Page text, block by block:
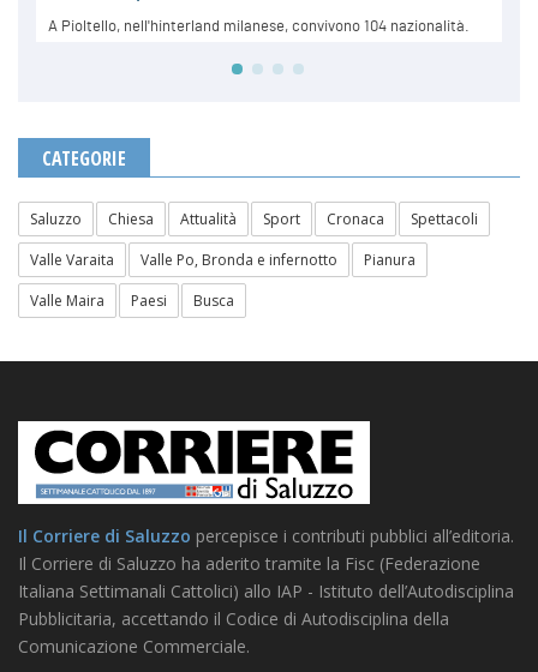
CATEGORIE
Saluzzo Chiesa Attualità Sport Cronaca
Spettacoli
Valle Varaita
Valle Po, Bronda e infernotto
Pianura
Valle Maira
Paesi Busca
Il Corriere di Saluzzo percepisce i contributi pubblici all’editoria.
Il Corriere di Saluzzo ha aderito tramite la Fisc (Federazione
Italiana Settimanali Cattolici) allo IAP - Istituto dell’Autodisciplina
Pubblicitaria, accettando il Codice di Autodisciplina della
Comunicazione Commerciale.